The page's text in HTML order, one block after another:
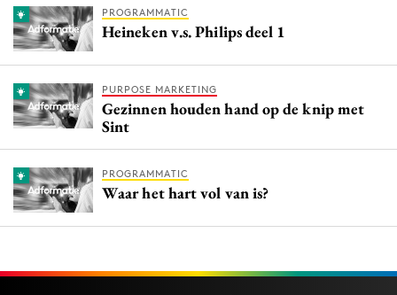
PROGRAMMATIC
Heineken v.s. Philips deel 1
PURPOSE MARKETING
Gezinnen houden hand op de knip met
Sint
PROGRAMMATIC
Waar het hart vol van is?